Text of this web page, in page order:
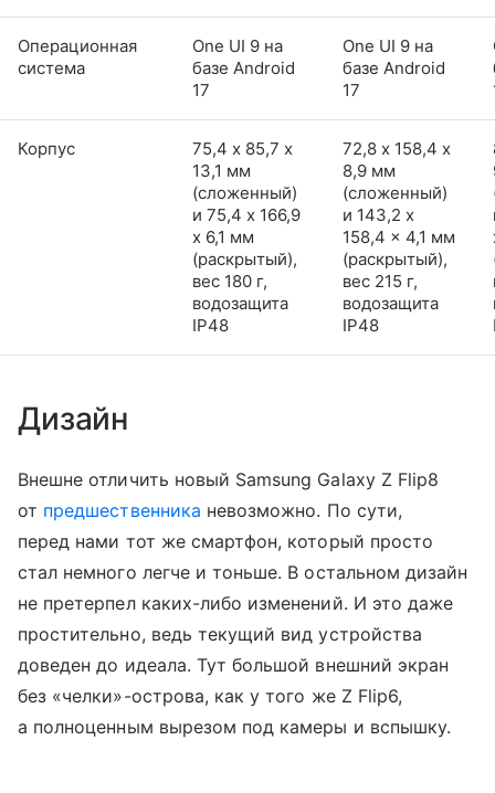
Операционная
система
One UI 9 на
базе Android
17
One UI 9 на
базе Android
17
Корпус
75,4 х 85,7 х
13,1 мм
(сложенный)
и 75,4 x 166,9
x 6,1 мм
(раскрытый),
вес 180 г,
водозащита
IP48
72,8 х 158,4 х
8,9 мм
(сложенный)
и 143,2 x
158,4 x 4,1 мм
(раскрытый),
вес 215 г,
водозащита
IP48
Дизайн
Внешне отличить новый Samsung Galaxy Z Flip8
от предшественника невозможно. По сути,
перед нами тот же смартфон, который просто
стал немного легче и тоньше. В остальном дизайн
не претерпел каких-либо изменений. И это даже
простительно, ведь текущий вид устройства
доведен до идеала. Тут большой внешний экран
без «челки»-острова, как у того же Z Flip6,
а полноценным вырезом под камеры и вспышку.